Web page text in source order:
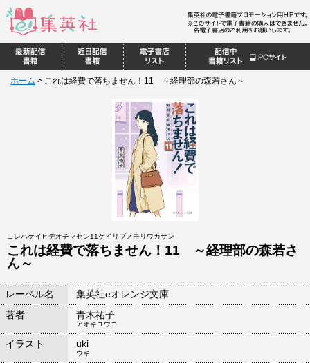
ホーム > これは経費で落ちません！11 ～経理部の森若さん～
コレハケイヒデオチマセン11ケイリブノモリワカサン
これは経費で落ちません！11 ～経理部の森若さ
ん～
レーベル名
集英社eオレンジ文庫
著者
青木祐子
アオキユウコ
イラスト uki
ウキ